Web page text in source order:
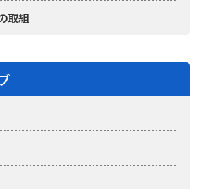
取組